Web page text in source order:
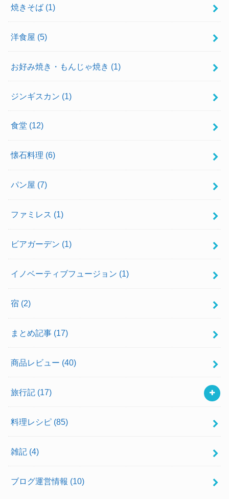
焼きそば (1)
洋食屋 (5)
お好み焼き・もんじゃ焼き (1)
ジンギスカン (1)
食堂 (12)
懐石料理 (6)
パン屋 (7)
ファミレス (1)
ビアガーデン (1)
イノベーティブフュージョン (1)
宿 (2)
まとめ記事 (17)
商品レビュー (40)
旅行記 (17)
料理レシピ (85)
雑記 (4)
ブログ運営情報 (10)